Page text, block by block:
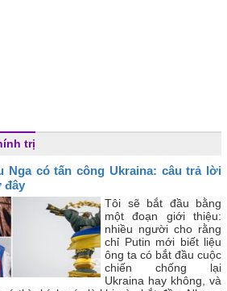
trị
Nga có tấn công Ukraina: câu trả lời
đây
Tôi sẽ bắt đầu bằng
một đoạn giới thiệu:
nhiều người cho rằng
chỉ Putin mới biết liệu
ông ta có bắt đầu cuộc
chiến chống lại
Ukraina hay không, và